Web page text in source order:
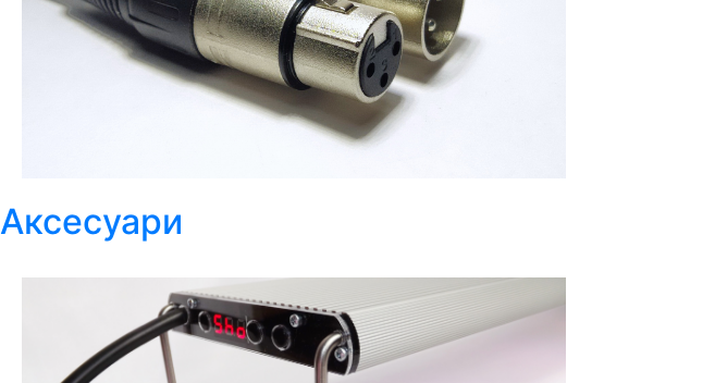
Аксесуари